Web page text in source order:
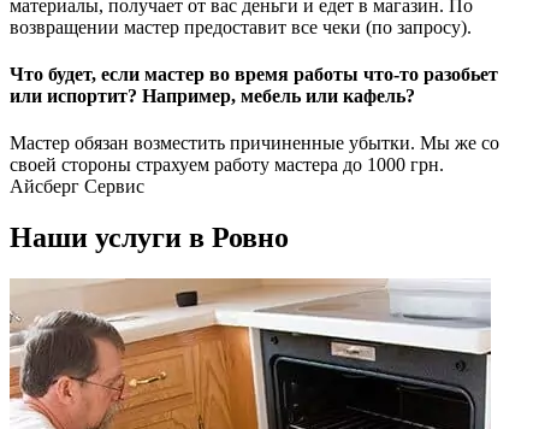
материалы, получает от вас деньги и едет в магазин. По
возвращении мастер предоставит все чеки (по запросу).
Что будет, если мастер во время работы что-то разобьет
или испортит? Например, мебель или кафель?
Мастер обязан возместить причиненные убытки. Мы же со
своей стороны страхуем работу мастера до 1000 грн.
Айсберг Сервис
Наши услуги в Ровно